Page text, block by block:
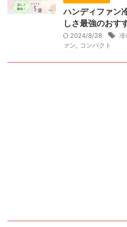
ハンディファン
しさ最強のおす
2024/8/28 冷
ァン
コンパクト